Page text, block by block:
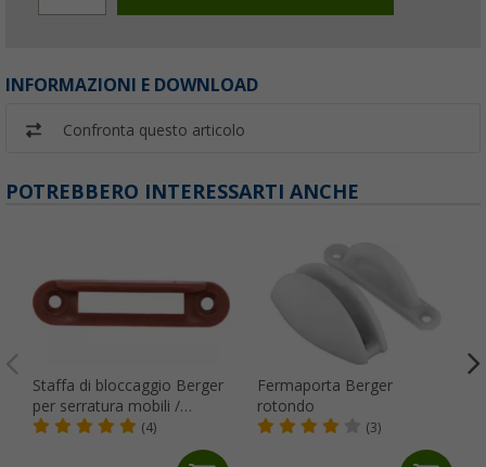
INFORMAZIONI E DOWNLOAD
Confronta questo articolo
POTREBBERO INTERESSARTI ANCHE
Staffa di bloccaggio Berger
per serratura mobili /
toilette
(4)
Fermaporta Berger
rotondo
(3)